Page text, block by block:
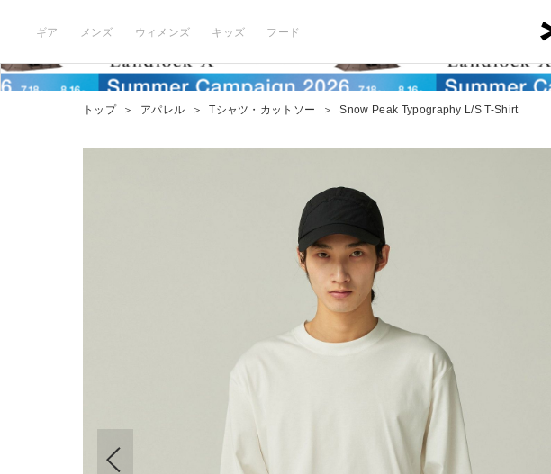
ギア メンズ ウィメンズ キッズ フード
トップ ＞ アパレル ＞ Tシャツ・カットソー ＞ Snow Peak Typography L/S T-Shirt